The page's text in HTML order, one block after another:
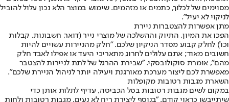
מסוימים של לכלוך, כתמים או מזהמים. שימוש במוצר הלא נכון עלול להוביל
לניקוי לא יעיל".
מתן אפשרות להצטברות ניירת
הפכו את המיון, התיוק וההשלכה של מוצרי נייר (דואר, חשבונות, קבלות
וכו') לחלק קבוע מסדר הניקיון שלכם. "חלק מהניירות עשויים להיות
חשובים מאוד; אתם עלולים לחרוג מתאריכי היעד או אפילו לאבד חלק
מהם", אומרת סוקולובסקי. "שבירת ההרגל של לתת לניירות להצטבר
מאפשרת לכם ליצור מערכת מאורגנת ויעילה יותר לניהול הניירת שלכם".
השארת מגבות רטובות מקופלות
במקום לשים מגבות רטובות בסל הכביסה, עדיף לתלות אותן כדי
שיתייבשו כראוי קודם. "בנוסף ליצירת ריח לא נעים, מגבות רטובות ולחות